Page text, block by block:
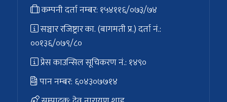
कम्पनी दर्ता नम्बर: १५४११६/०७३/७४
सञ्चार रजिष्ट्रार का. (बागमती प्र.) दर्ता नं.:
००१३६/०७९/८०
प्रेस काउन्सिल सूचिकरण नं.: १४९०
पान नम्बर: ६०४३०७७१४